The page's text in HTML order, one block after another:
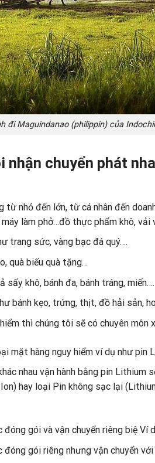
đi Maguindanao (philippin) của
chuyển phát
từ nhỏ đến lớn, từ cá nhân đến
làm phở…đồ thực phẩm khô, vải
trang sức, vàng bạc đá quý….
quà biếu quà tặng…
sấy khô, bánh đa, bánh tráng, miến….
bánh kẹo, trứng, thịt, đồ hải sản,
thì chúng tôi sẽ có chuyên môn
mặt hàng nguy hiểm ví dụ như pin
nhau vận hành bằng pin Lithium
hay loại Pin không sạc lại
đóng gói và vận chuyển riêng biệ Ví
gói riêng nhưng vận chuyển